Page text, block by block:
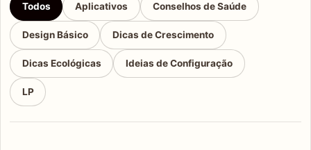
Todos Aplicativos Conselhos de Saúde
Design Básico Dicas de Crescimento
Dicas Ecológicas Ideias de Configuração
LP